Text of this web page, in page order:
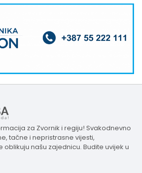
za Zvornik i regiju! Svakodnevno
tačne i nepristrasne vijesti,
oblikuju našu zajednicu. Budite uvijek u